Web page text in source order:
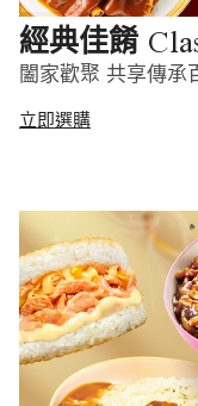
經典佳餚
闔家歡聚 共享傳承
立即選購